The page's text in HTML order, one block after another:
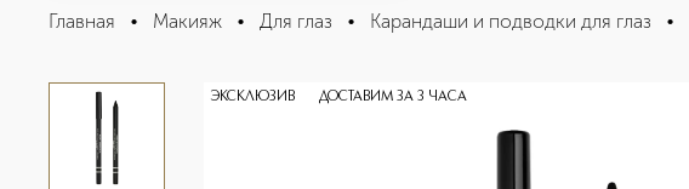
PAINT EYE PENCIL Карандаш для глаз
Описание
Главная • Макияж • Для глаз • Карандаши и подводки для глаз •
ЭКСКЛЮЗИВ ДОСТАВИМ ЗА 3 ЧАСА